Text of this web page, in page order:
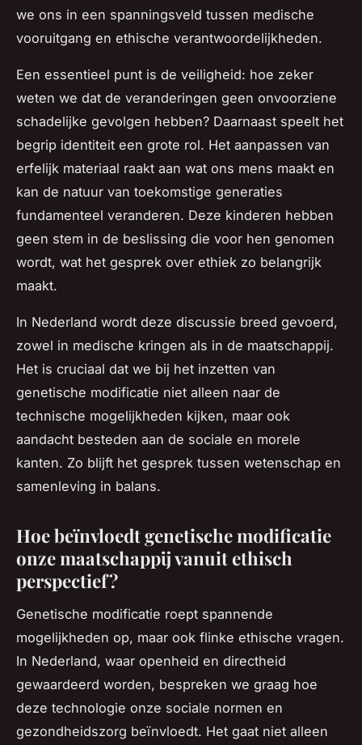
we ons in een spanningsveld tussen medische
vooruitgang en ethische verantwoordelijkheden.
Een essentieel punt is de veiligheid: hoe zeker
weten we dat de veranderingen geen onvoorziene
schadelijke gevolgen hebben? Daarnaast speelt het
begrip identiteit een grote rol. Het aanpassen van
erfelijk materiaal raakt aan wat ons mens maakt en
kan de natuur van toekomstige generaties
fundamenteel veranderen. Deze kinderen hebben
geen stem in de beslissing die voor hen genomen
wordt, wat het gesprek over ethiek zo belangrijk
maakt.
In Nederland wordt deze discussie breed gevoerd,
zowel in medische kringen als in de maatschappij.
Het is cruciaal dat we bij het inzetten van
genetische modificatie niet alleen naar de
technische mogelijkheden kijken, maar ook
aandacht besteden aan de sociale en morele
kanten. Zo blijft het gesprek tussen wetenschap en
samenleving in balans.
Hoe beïnvloedt genetische modificatie
onze maatschappij vanuit ethisch
perspectief?
Genetische modificatie roept spannende
mogelijkheden op, maar ook flinke ethische vragen.
In Nederland, waar openheid en directheid
gewaardeerd worden, bespreken we graag hoe
deze technologie onze sociale normen en
gezondheidszorg beïnvloedt. Het gaat niet alleen